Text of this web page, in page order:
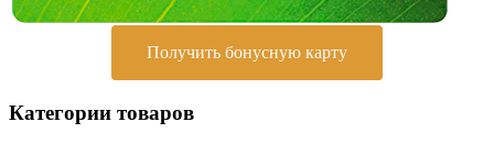
Получить бонусную карту
Категории товаров